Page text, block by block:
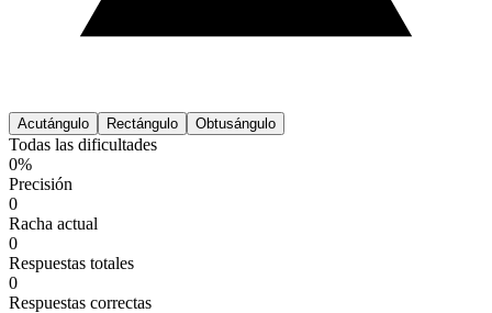
Acutángulo Rectángulo Obtusángulo
Todas las dificultades
0%
Precisión
0
Racha actual
0
Respuestas totales
0
Respuestas correctas